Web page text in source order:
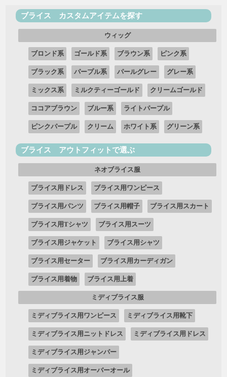
ブライス カスタムアイテムを探す
ウィッグ
ブロンド系 ゴールド系 ブラウン系 ピンク系
ブラック系 パープル系 パールグレー グレー系
ミックス系 ミルクティーゴールド クリームゴールド
ココアブラウン ブルー系 ライトパープル
ピンクパープル クリーム ホワイト系 グリーン系
ブライス アウトフィットで選ぶ
ネオブライス服
ブライス用ドレス ブライス用ワンピース
ブライス用パンツ ブライス用帽子 ブライス用スカート
ブライス用Tシャツ ブライス用スーツ
ブライス用ジャケット ブライス用シャツ
ブライス用セーター ブライス用カーディガン
ブライス用着物 ブライス用上着
ミディブライス服
ミディブライス用ワンピース ミディブライス用靴下
ミディブライス用ニットドレス ミディブライス用ドレス
ミディブライス用ジャンパー
ミディブライス用オーバーオール